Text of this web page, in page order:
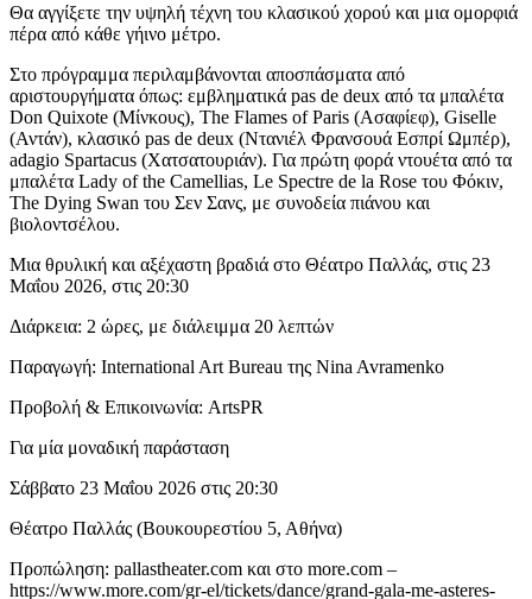
Θα αγγίξετε την υψηλή τέχνη του κλασικού χορού και μια ομορφιά
πέρα από κάθε γήινο μέτρο.
Στο πρόγραμμα περιλαμβάνονται αποσπάσματα από
αριστουργήματα όπως: εμβληματικά pas de deux από τα μπαλέτα
Don Quixote (Μίνκους), The Flames of Paris (Ασαφίεφ), Giselle
(Αντάν), κλασικό pas de deux (Ντανιέλ Φρανσουά Εσπρί Ωμπέρ),
adagio Spartacus (Χατσατουριάν). Για πρώτη φορά ντουέτα από τα
μπαλέτα Lady of the Camellias, Le Spectre de la Rose του Φόκιν,
The Dying Swan του Σεν Σανς, με συνοδεία πιάνου και
βιολοντσέλου.
Μια θρυλική και αξέχαστη βραδιά στο Θέατρο Παλλάς, στις 23
Μαΐου 2026, στις 20:30
Διάρκεια: 2 ώρες, με διάλειμμα 20 λεπτών
Παραγωγή: International Art Bureau της Nina Avramenko
Προβολή & Επικοινωνία: ArtsPR
Για μία μοναδική παράσταση
Σάββατο 23 Μαΐου 2026 στις 20:30
Θέατρο Παλλάς (Βουκουρεστίου 5, Αθήνα)
Προπώληση: pallastheater.com και στο more.com –
https://www.more.com/gr-el/tickets/dance/grand-gala-me-asteres-